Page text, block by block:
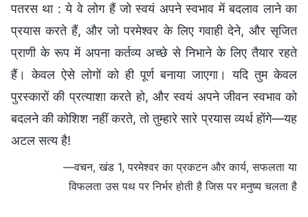
पतरस था : ये वे लोग हैं जो स्वयं अपने स्वभाव में बदलाव लाने का
प्रयास करते हैं, और जो परमेश्वर के लिए गवाही देने, और सृजित
प्राणी के रूप में अपना कर्तव्य अच्छे से निभाने के लिए तैयार रहते
हैं। केवल ऐसे लोगों को ही पूर्ण बनाया जाएगा। यदि तुम केवल
पुरस्कारों की प्रत्याशा करते हो, और स्वयं अपने जीवन स्वभाव को
बदलने की कोशिश नहीं करते, तो तुम्हारे सारे प्रयास व्यर्थ होंगे—यह
अटल सत्य है!
—वचन, खंड 1, परमेश्वर का प्रकटन और कार्य, सफलता या
विफलता उस पथ पर निर्भर होती है जिस पर मनुष्य चलता है